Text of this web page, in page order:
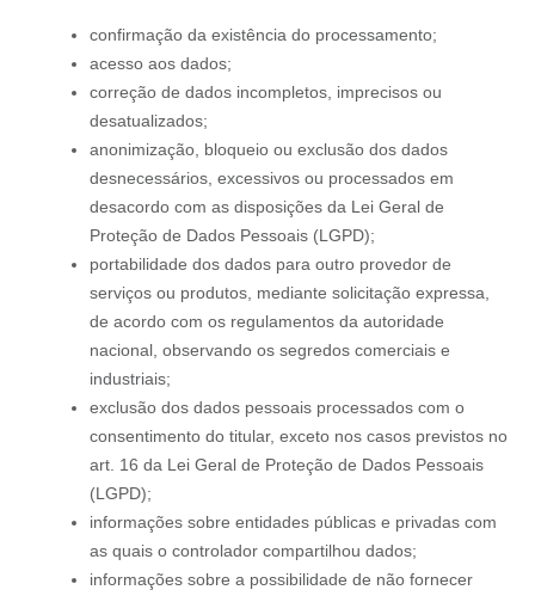
confirmação da existência do processamento;
acesso aos dados;
correção de dados incompletos, imprecisos ou
desatualizados;
anonimização, bloqueio ou exclusão dos dados
desnecessários, excessivos ou processados em
desacordo com as disposições da Lei Geral de
Proteção de Dados Pessoais (LGPD);
portabilidade dos dados para outro provedor de
serviços ou produtos, mediante solicitação expressa,
de acordo com os regulamentos da autoridade
nacional, observando os segredos comerciais e
industriais;
exclusão dos dados pessoais processados com o
consentimento do titular, exceto nos casos previstos no
art. 16 da Lei Geral de Proteção de Dados Pessoais
(LGPD);
informações sobre entidades públicas e privadas com
as quais o controlador compartilhou dados;
informações sobre a possibilidade de não fornecer